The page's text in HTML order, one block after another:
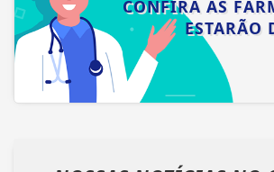
CONFIRA AS
ESTARÃO